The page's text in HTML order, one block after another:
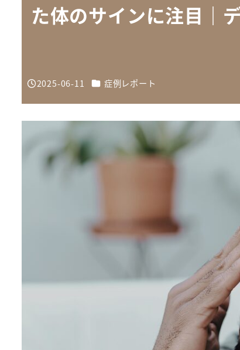
た体のサインに注目｜
投稿日
2025-06-11 カテゴリー
症例レポート